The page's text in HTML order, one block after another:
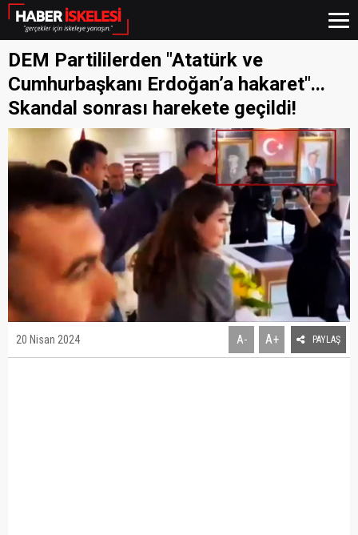
DEM Partililerden "Atatürk ve
Cumhurbaşkanı Erdoğan’a hakaret"...
Skandal sonrası harekete geçildi!
20 Nisan 2024 A- A+ PAYLAŞ